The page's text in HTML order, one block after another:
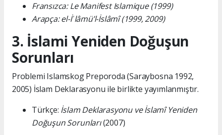
Fransızca: Le Manifest Islamique (1999)
Arapça: el-İʿlâmü’l-İslâmî (1999, 2009)
3. İslami Yeniden Doğuşun
Sorunları
Problemi Islamskog Preporoda (Saraybosna 1992,
2005) İslam Deklarasyonu ile birlikte yayımlanmıştır.
Türkçe: İslam Deklarasyonu ve İslamî Yeniden
Doğuşun Sorunları(2007)